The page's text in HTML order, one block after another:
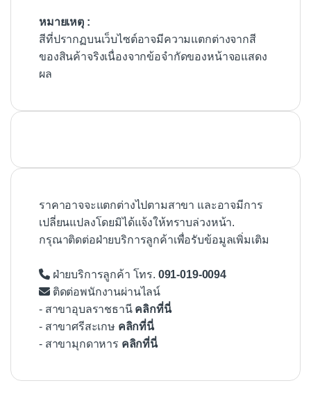
หมายเหตุ :
สีที่ปรากฏบนเว็บไซต์อาจมีความแตกต่างจากสี
ของสินค้าจริงเนื่องจากข้อจำกัดของหน้าจอแสดง
ผล
ราคาอาจจะแตกต่างไปตามสาขา และอาจมีการ
เปลี่ยนแปลงโดยมิได้แจ้งให้ทราบล่วงหน้า.
กรุณาติดต่อฝ่ายบริการลูกค้าเพื่อรับข้อมูลเพิ่มเติม
ฝ่ายบริการลูกค้า โทร. 091-019-0094
ติดต่อพนักงานผ่านไลน์
- สาขาอุบลราชธานี คลิกที่นี่
- สาขาศรีสะเกษ คลิกที่นี่
- สาขามุกดาหาร คลิกที่นี่